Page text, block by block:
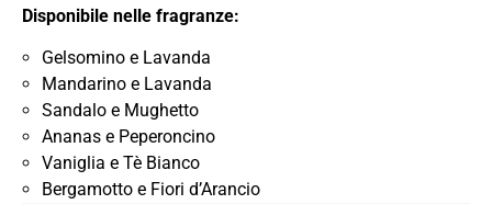
Disponibile nelle fragranze:
Gelsomino e Lavanda
Mandarino e Lavanda
Sandalo e Mughetto
Ananas e Peperoncino
Vaniglia e Tè Bianco
Bergamotto e Fiori d’Arancio